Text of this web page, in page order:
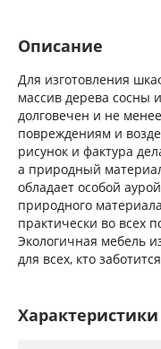
Описание
Для изготовления
массив дерева сосны
долговечен и не
повреждениям и
рисунок и фактура
а природный
обладает особой
природного
практически во всех
Экологичная мебель
для всех, кто
Характеристики